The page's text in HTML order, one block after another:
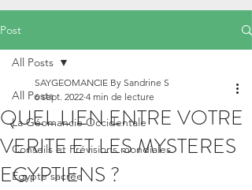
Post
All Posts
La Géomancie Occidentale
Conseils et Prévisions mondiales
Égypte sacrée
All Posts
QUEL LIEN ENTRE VOTRE
VERITE ET LES MYSTERES
EGYPTIENS ?
SAYGEOMANCIE By Sandrine S
6 sept. 2022 4 min de lecture